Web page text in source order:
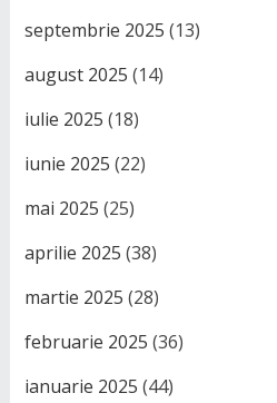
septembrie 2025 (13)
august 2025 (14)
iulie 2025 (18)
iunie 2025 (22)
mai 2025 (25)
aprilie 2025 (38)
martie 2025 (28)
februarie 2025 (36)
ianuarie 2025 (44)